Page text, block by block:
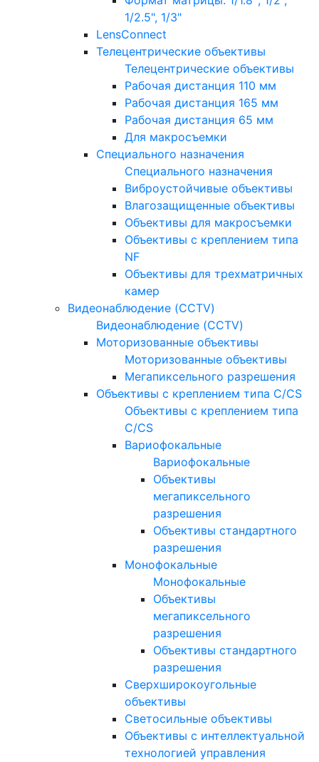
1/2.5", 1/3"
LensConnect
Телецентрические объективы
Телецентрические объективы
Рабочая дистанция 110 мм
Рабочая дистанция 165 мм
Рабочая дистанция 65 мм
Для макросъемки
Специального назначения
Специального назначения
Виброустойчивые объективы
Влагозащищенные объективы
Объективы для макросъемки
Объективы с креплением типа
NF
Объективы для трехматричных
камер
Видеонаблюдение (CCTV)
Видеонаблюдение (CCTV)
Моторизованные объективы
Моторизованные объективы
Мегапиксельного разрешения
Объективы с креплением типа C/CS
Объективы с креплением типа
C/CS
Вариофокальные
Вариофокальные
Объективы
мегапиксельного
разрешения
Объективы стандартного
разрешения
Монофокальные
Монофокальные
Объективы
мегапиксельного
разрешения
Объективы стандартного
разрешения
Сверхширокоугольные
объективы
Светосильные объективы
Объективы с интеллектуальной
технологией управления